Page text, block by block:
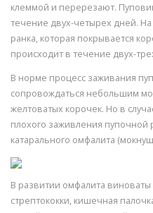
клеммой и перерезают.
течение двух-четырех дней.
ранка, которая покрывается
происходит в течение двух-
В норме процесс заживания
сопровождаться небольшим
желтоватых корочек. Но в
плохого заживления пупочной
катарального омфалита
В развитии омфалита
стрептококки, кишечная